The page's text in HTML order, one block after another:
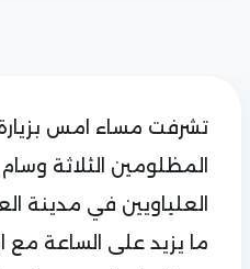
تشرفت مساء امس بزيارة
المظلومين الثلاثة
العلياويين في مدينة
ما يزيد على الساعة مع